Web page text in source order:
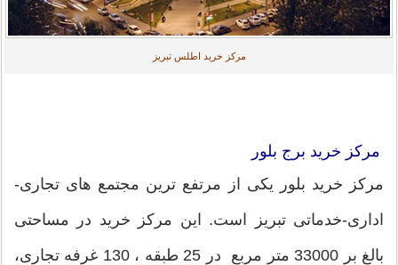
مرکز خرید اطلس تبریز
مرکز خرید برج بلور
مرکز خرید بلور یکی از مرتفع ترین مجتمع های تجاری-
اداری-خدماتی تبریز است. این مرکز خرید در مساحتی
بالغ بر 33000 متر مربع در 25 طبقه ، 130 غرفه تجاری،